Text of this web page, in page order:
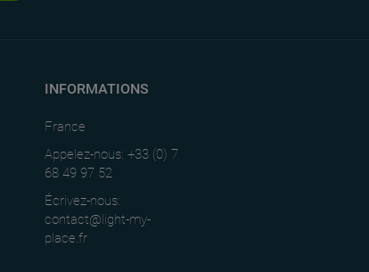
INFORMATIONS
France
Appelez-nous: +33 (0) 7
68 49 97 52
Écrivez-nous:
contact@light-my-
place.fr